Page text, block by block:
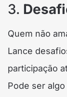
3.
Quem não
Lance
participação
Pode ser